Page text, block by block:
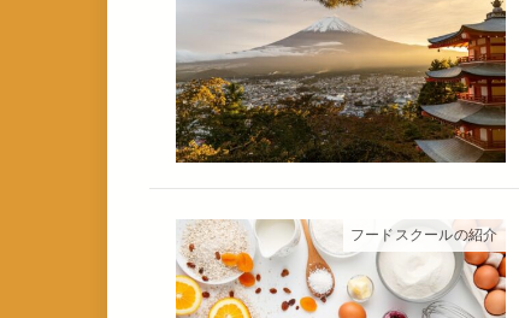
フードスクールの紹介